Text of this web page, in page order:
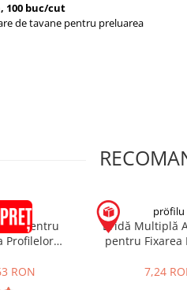
100 buc/cut
de tavane pentru preluarea
pentru
Profilelor
RON
pröfilu
Bridă Multiplă
pentru Fixarea
7,24